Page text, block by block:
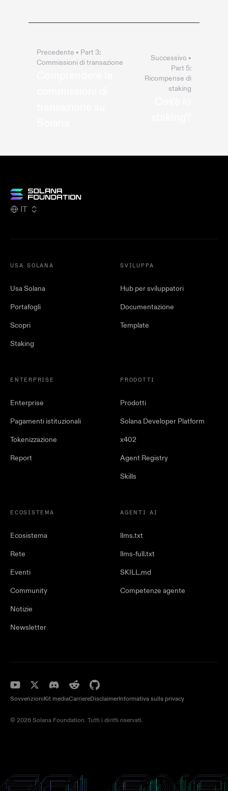
Precedente • Part 3:
Commissioni di transazione
Successivo •
Part 5:
Ricompense di
staking
IT
USA SOLANA
Usa Solana
Portafogli
Scopri
Staking
SVILUPPA
Hub per sviluppatori
Documentazione
Template
ENTERPRISE
Enterprise
Pagamenti istituzionali
Tokenizzazione
Report
PRODOTTI
Prodotti
Solana Developer Platform
x402
Agent Registry
Skills
ECOSISTEMA
Ecosistema
Rete
Eventi
Community
Notizie
Newsletter
AGENTI AI
llms.txt
llms-full.txt
SKILL.md
Competenze agente
SovvenzioniKit mediaCarriereDisclaimerInformativa sulla privacy
© 2026 Solana Foundation. Tutti i diritti riservati.